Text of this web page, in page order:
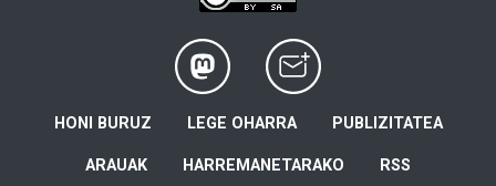
HONI BURUZ LEGE OHARRA PUBLIZITATEA
ARAUAK HARREMANETARAKO RSS